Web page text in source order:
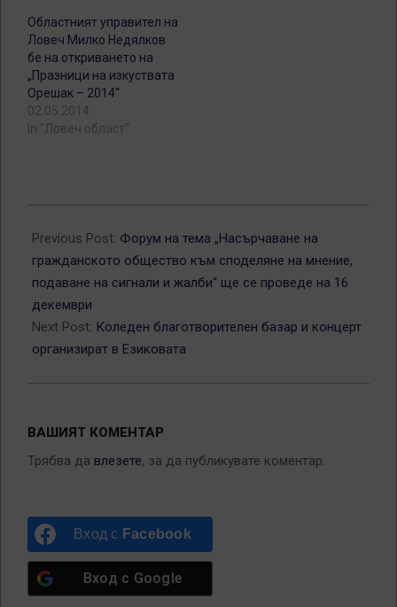
Областният управител на
Ловеч Милко Недялков
бе на откриването на
„Празници на изкуствата
Орешак – 2014“
02.05.2014
In "Ловеч област"
12-
13
Previous Post: Форум на тема „Насърчаване на
гражданското общество към споделяне на мнение,
подаване на сигнали и жалби“ ще се проведе на 16
декември
Next Post: Коледен благотворителен базар и концерт
организират в Езиковата
ВАШИЯТ КОМЕНТАР
Трябва да влезете, за да публикувате коментар.
Вход с Facebook
Вход с Google